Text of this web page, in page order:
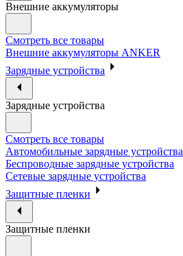
Внешние аккумуляторы
Смотреть все товары
Внешние аккумуляторы ANKER
Зарядные устройства
Зарядные устройства
Смотреть все товары
Автомобильные зарядные устройства
Беспроводные зарядные устройства
Сетевые зарядные устройства
Защитные пленки
Защитные пленки